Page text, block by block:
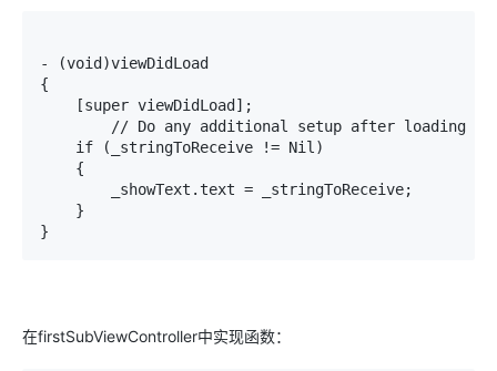
- (void)viewDidLoad
{
    [super viewDidLoad];
    if (_stringToReceive != Nil)
    {
        _showText.text = _stringToReceive;
    }
}
在firstSubViewController中实现函数：